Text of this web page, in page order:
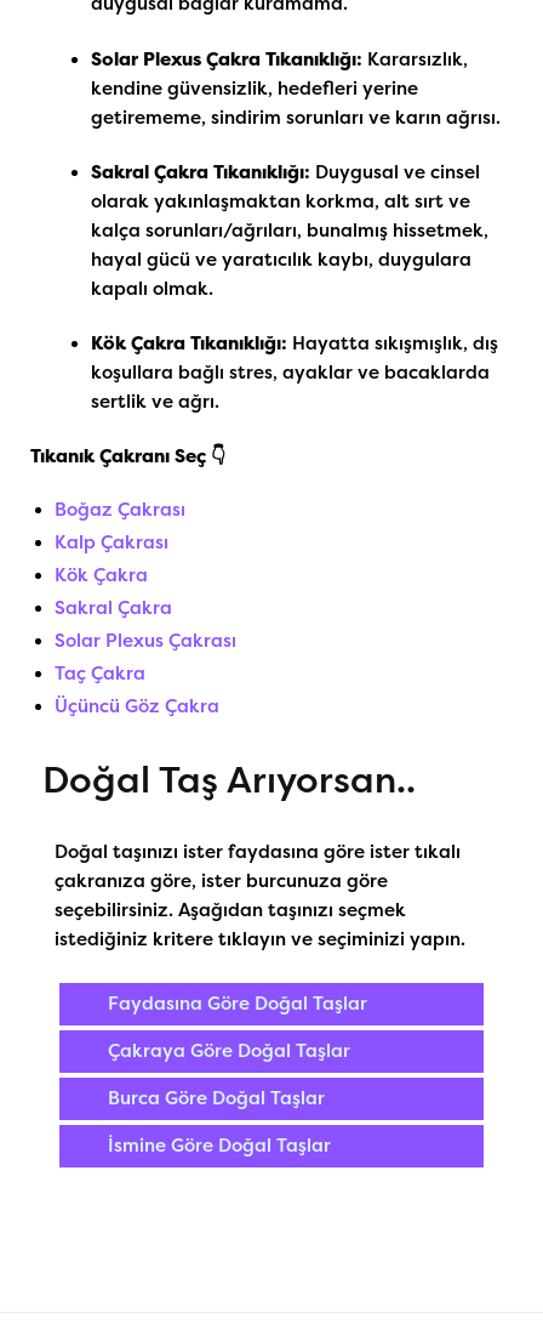
Solar Plexus Çakra Tıkanıklığı: Kararsızlık,
kendine güvensizlik, hedefleri yerine
getirememe, sindirim sorunları ve karın ağrısı.
Sakral Çakra Tıkanıklığı: Duygusal ve cinsel
olarak yakınlaşmaktan korkma, alt sırt ve
kalça sorunları/ağrıları, bunalmış hissetmek,
hayal gücü ve yaratıcılık kaybı, duygulara
kapalı olmak.
Kök Çakra Tıkanıklığı: Hayatta sıkışmışlık, dış
koşullara bağlı stres, ayaklar ve bacaklarda
sertlik ve ağrı.
Tıkanık Çakranı Seç 👇
Boğaz Çakrası
Kalp Çakrası
Kök Çakra
Sakral Çakra
Solar Plexus Çakrası
Taç Çakra
Üçüncü Göz Çakra
Doğal Taş Arıyorsan..
Doğal taşınızı ister faydasına göre ister tıkalı
çakranıza göre, ister burcunuza göre
seçebilirsiniz. Aşağıdan taşınızı seçmek
istediğiniz kritere tıklayın ve seçiminizi yapın.
Faydasına Göre Doğal Taşlar
Çakraya Göre Doğal Taşlar
Burca Göre Doğal Taşlar
İsmine Göre Doğal Taşlar